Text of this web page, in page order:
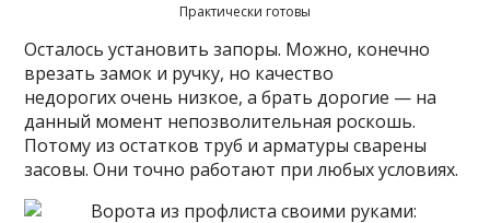
Практически готовы
Осталось установить запоры. Можно, конечно
врезать замок и ручку, но качество
недорогих очень низкое, а брать дорогие — на
данный момент непозволительная роскошь.
Потому из остатков труб и арматуры сварены
засовы. Они точно работают при любых условиях.